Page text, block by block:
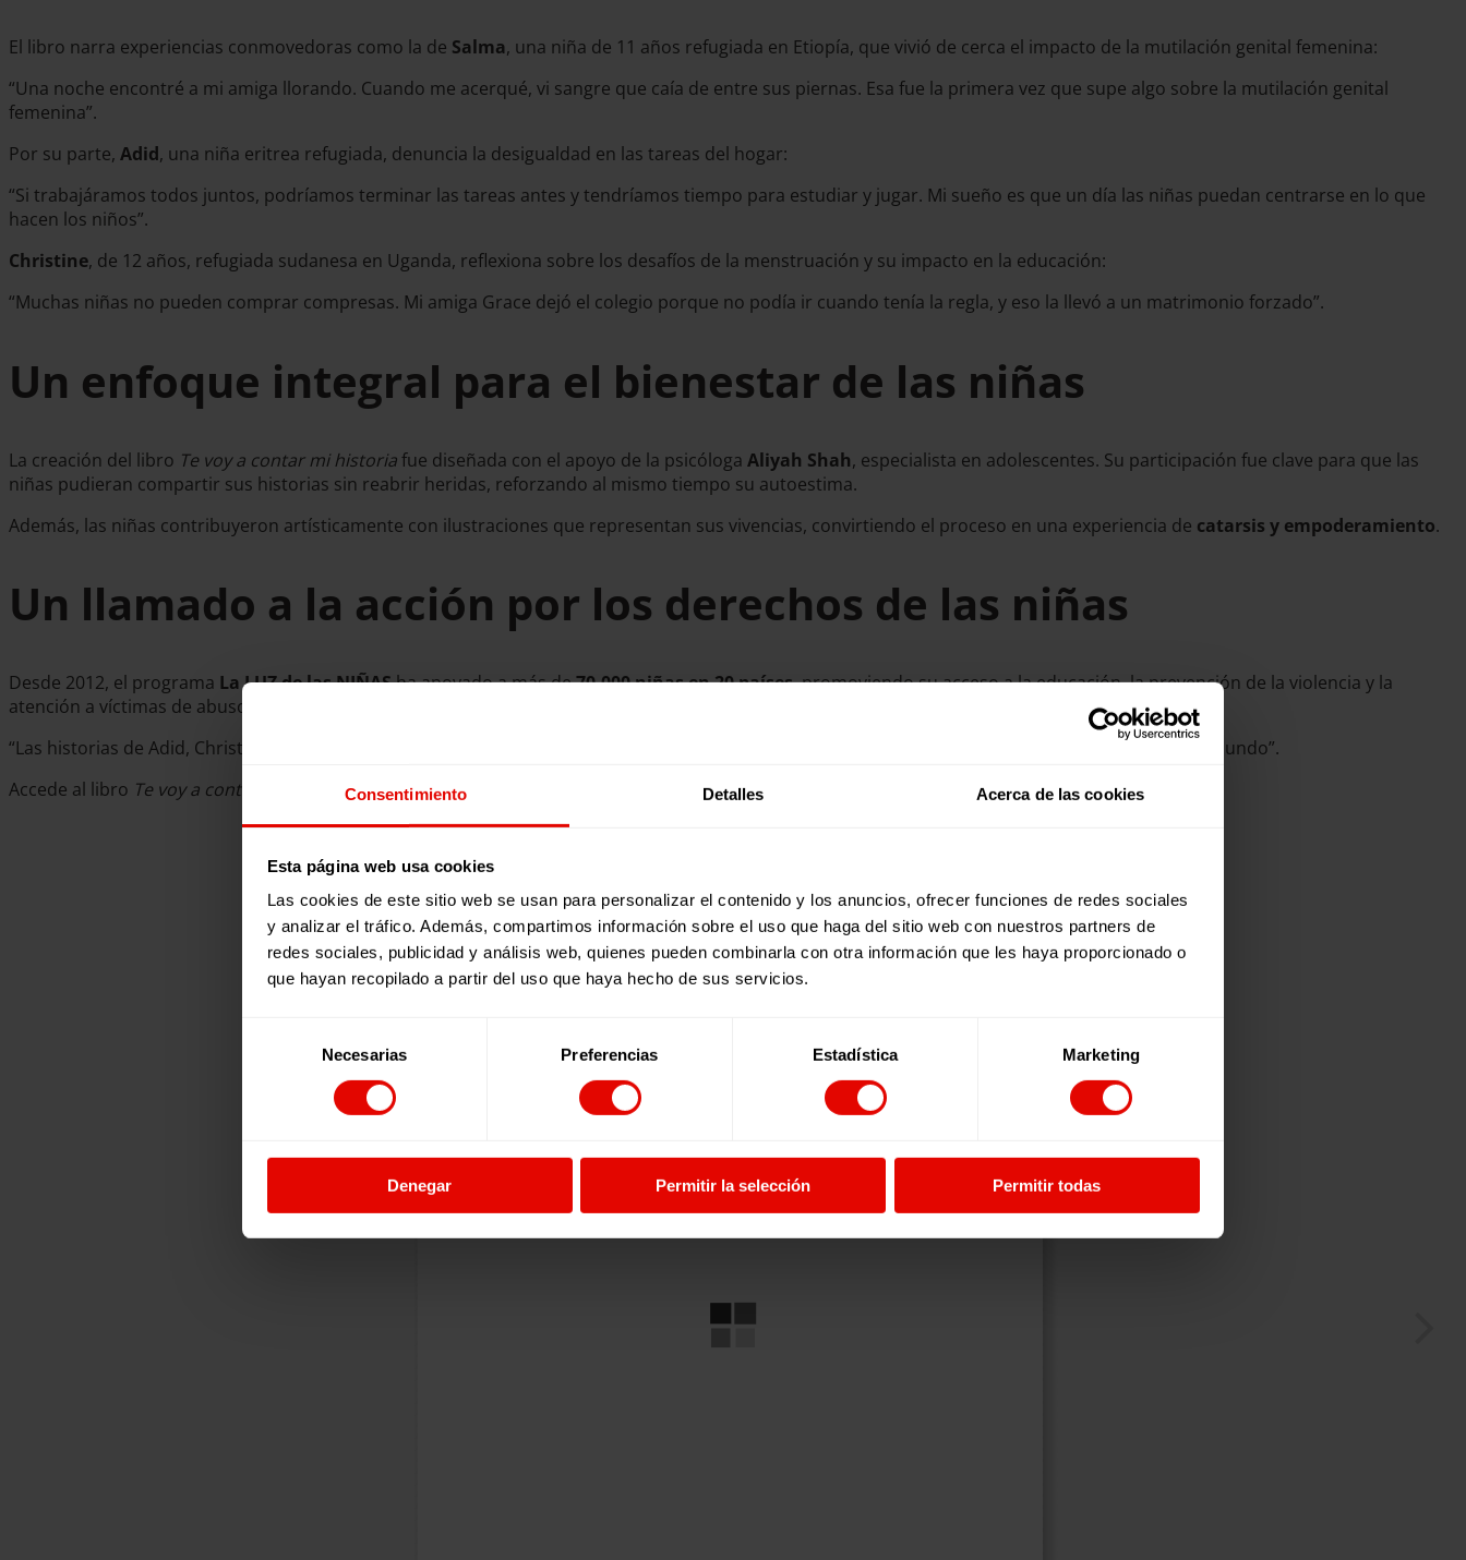
Consentimiento Detalles Acerca de las cookies
Esta página web usa cookies
Las cookies de este sitio web se usan para personalizar el contenido y los anuncios, ofrecer funciones de redes sociales
y analizar el tráfico. Además, compartimos información sobre el uso que haga del sitio web con nuestros partners de
redes sociales, publicidad y análisis web, quienes pueden combinarla con otra información que les haya proporcionado o
que hayan recopilado a partir del uso que haya hecho de sus servicios.
consentimiento
Necesarias Preferencias Estadística Marketing
Denegar Permitir la selección Permitir todas
El libro narra experiencias conmovedoras como la de Salma, una niña de 11 años refugiada en Etiopía, que vivió de cerca el impacto de la mutilación genital femenina:
“Una noche encontré a mi amiga llorando. Cuando me acerqué, vi sangre que caía de entre sus piernas. Esa fue la primera vez que supe algo sobre la mutilación genital
femenina”.
Por su parte, Adid, una niña eritrea refugiada, denuncia la desigualdad en las tareas del hogar:
“Si trabajáramos todos juntos, podríamos terminar las tareas antes y tendríamos tiempo para estudiar y jugar. Mi sueño es que un día las niñas puedan centrarse en lo que
hacen los niños”.
Christine, de 12 años, refugiada sudanesa en Uganda, reflexiona sobre los desafíos de la menstruación y su impacto en la educación:
“Muchas niñas no pueden comprar compresas. Mi amiga Grace dejó el colegio porque no podía ir cuando tenía la regla, y eso la llevó a un matrimonio forzado”.
Un enfoque integral para el bienestar de las niñas
La creación del libro Te voy a contar mi historiafue diseñada con el apoyo de la psicóloga Aliyah Shah, especialista en adolescentes. Su participación fue clave para que las
niñas pudieran compartir sus historias sin reabrir heridas, reforzando al mismo tiempo su autoestima.
Además, las niñas contribuyeron artísticamente con ilustraciones que representan sus vivencias, convirtiendo el proceso en una experiencia de catarsis y empoderamiento.
Un llamado a la acción por los derechos de las niñas
Desde 2012, el programa La LUZ de las NIÑASha apoyado a más de70,000 niñas en 20 países, promoviendo su acceso a la educación, la prevención de la violencia y la
atención a víctimas de abuso. Sin embargo, las historias recopiladas en el libro nos recuerdan que queda mucho por hacer:
“Las historias de Adid, Christine, Wilma, Elyssa, Joy y Salma no son ficción. Representan la realidad de miles de niñas en África del Este y en todo el mundo”.
Accede al libro Te voy a contar mi historia: voces de las niñas de África del este y conoce estas historias de esperanza y superación: